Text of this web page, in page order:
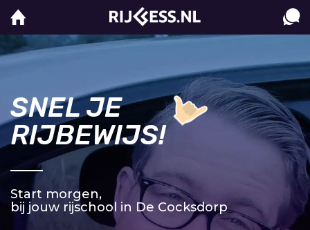
SNEL JE
RIJBEWIJS!
Start morgen,
bij jouw rijschool in De Cocksdorp